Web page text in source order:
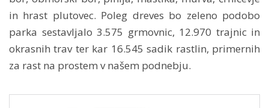
in hrast plutovec. Poleg dreves bo zeleno podobo
parka sestavljalo 3.575 grmovnic, 12.970 trajnic in
okrasnih trav ter kar 16.545 sadik rastlin, primernih
za rast na prostem v našem podnebju.